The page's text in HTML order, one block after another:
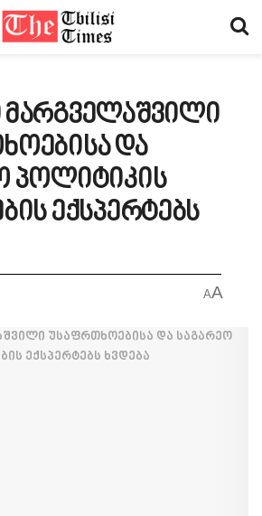
და
პოლიტიკის
ექსპერტებს
AA